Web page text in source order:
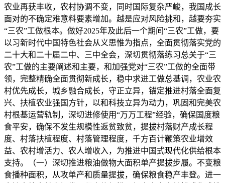
农业再获丰收，农村协调不变，同时国际复杂严峻，我国成长
面对的不确定难意料要素增加。越是应对风险挑和，越要夯实
“三农”工做根本。做好2025年及此后一个期间“三农”工做，要
以习新时代中国特色社会从义思惟为指点，全面贯彻落实党的
二十大和二十届二中、三中全会，深切贯彻落练习总关于“三
农”工做的主要阐述和主要，和加强党对“三农”工做的全面带
领，完整精确全面贯彻新成长，稳中求进工做总基调，农业农
村优先成长，城乡融合成长，守正立异，锚定推进村落全面复
兴、扶植农业强国方针，以和科技立异为动力，巩固和完美农
村根基运营轨制，深切进修使用“万万工程”经验，确保国度粮
食平安，确保不发生规模性返贫致贫，提拔村落财产成长程
度、村落扶植程度、村落管理程度，千方百计鞭策农业增效
益、农村增活力、农人增收入，为推进中国式现代化供给根本
支持。（一）深切推进粮油做物大面积单产提拔步履。不变粮
食播种面积，从攻单产和质量提拔，确保粮食稳产丰登。进一